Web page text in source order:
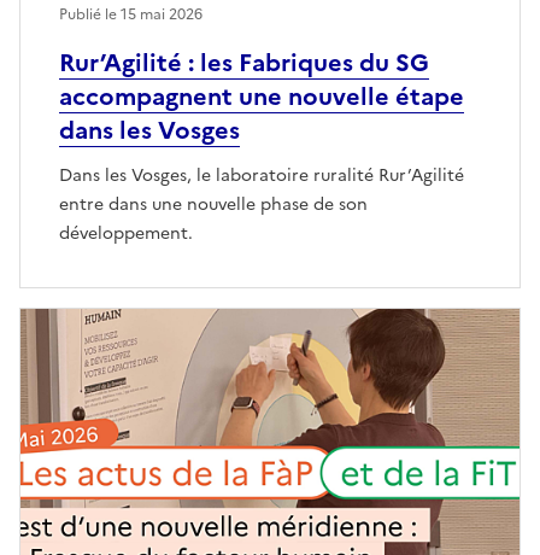
Rur’Agilité : les Fabriques du SG
accompagnent une nouvelle étape
dans les Vosges
Dans les Vosges, le laboratoire ruralité Rur’Agilité
entre dans une nouvelle phase de son
développement.
Publié le 15 mai 2026